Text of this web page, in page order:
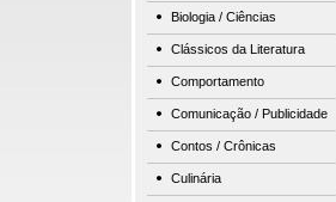
Biologia / Ciências
Clássicos da Literatura
Comportamento
Comunicação / Publicidade
Contos / Crônicas
Culinária